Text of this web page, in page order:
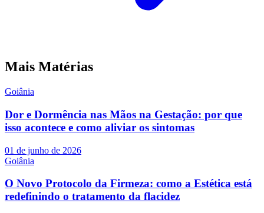
Mais Matérias
Goiânia
Dor e Dormência nas Mãos na Gestação: por que
isso acontece e como aliviar os sintomas
01 de junho de 2026
Goiânia
O Novo Protocolo da Firmeza: como a Estética está
redefinindo o tratamento da flacidez